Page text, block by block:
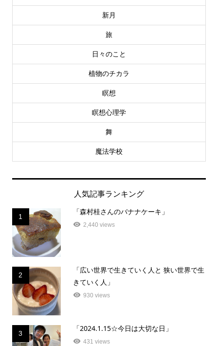
新月
旅
日々のこと
植物のチカラ
瞑想
瞑想心理学
舞
魔法学校
人気記事ランキング
1
「森村桂さんのバナナケーキ」
2,440 views
2
「広い世界で生きていく人と 狭い世界で生
きていく人」
930 views
3
「2024.1.15☆今日は大切な日」
431 views